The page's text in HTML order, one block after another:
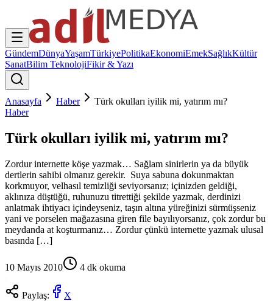
GündemDünyaYaşamTürkiyePolitikaEkonomiEmekSağlıkKültür
SanatBilim TeknolojiFikir & Yazı
Anasayfa Haber
Türk okulları iyilik mi, yatırım mı?
Haber
Türk okulları iyilik mi, yatırım mı?
Zordur internette köşe yazmak… Sağlam sinirlerin ya da büyük
dertlerin sahibi olmanız gerekir. Suya sabuna dokunmaktan
korkmuyor, velhasıl temizliği seviyorsanız; içinizden geldiği,
aklınıza düştüğü, ruhunuzu titrettiği şekilde yazmak, derdinizi
anlatmak ihtiyacı içindeyseniz, taşın altına yüreğinizi sürmüşseniz
yani ve porselen mağazasına giren file bayılıyorsanız, çok zordur bu
meydanda at koşturmanız… Zordur çünkü internette yazmak ulusal
basında […]
10 Mayıs 2010 4 dk okuma
Paylaş:
X